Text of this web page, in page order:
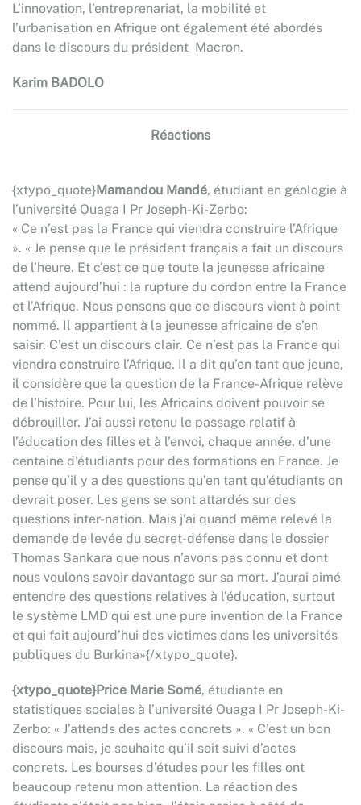
L’innovation, l’entreprenariat, la mobilité et
l’urbanisation en Afrique ont également été abordés
dans le discours du président Macron.
Karim BADOLO
Réactions
{xtypo_quote}Mamandou Mandé, étudiant en géologie à
l’université Ouaga I Pr Joseph-Ki-Zerbo:
« Ce n’est pas la France qui viendra construire l’Afrique
». « Je pense que le président français a fait un discours
de l’heure. Et c’est ce que toute la jeunesse africaine
attend aujourd’hui : la rupture du cordon entre la France
et l’Afrique. Nous pensons que ce discours vient à point
nommé. Il appartient à la jeunesse africaine de s’en
saisir. C’est un discours clair. Ce n’est pas la France qui
viendra construire l’Afrique. Il a dit qu’en tant que jeune,
il considère que la question de la France-Afrique relève
de l’histoire. Pour lui, les Africains doivent pouvoir se
débrouiller. J’ai aussi retenu le passage relatif à
l’éducation des filles et à l’envoi, chaque année, d’une
centaine d’étudiants pour des formations en France. Je
pense qu’il y a des questions qu’en tant qu’étudiants on
devrait poser. Les gens se sont attardés sur des
questions inter-nation. Mais j’ai quand même relevé la
demande de levée du secret-défense dans le dossier
Thomas Sankara que nous n’avons pas connu et dont
nous voulons savoir davantage sur sa mort. J’aurai aimé
entendre des questions relatives à l’éducation, surtout
le système LMD qui est une pure invention de la France
et qui fait aujourd’hui des victimes dans les universités
publiques du Burkina»{/xtypo_quote}.
{xtypo_quote}Price Marie Somé, étudiante en
statistiques sociales à l’université Ouaga I Pr Joseph-Ki-
Zerbo: « J’attends des actes concrets ». « C’est un bon
discours mais, je souhaite qu’il soit suivi d’actes
concrets. Les bourses d’études pour les filles ont
beaucoup retenu mon attention. La réaction des